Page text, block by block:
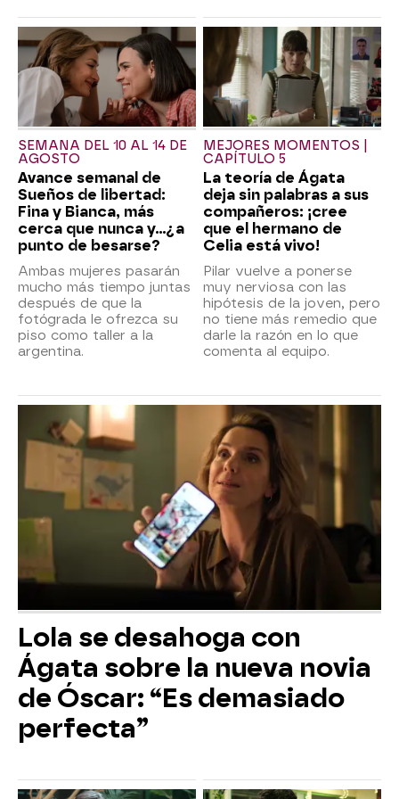
SEMANA DEL 10 AL 14 DE
AGOSTO
Avance semanal de
Sueños de libertad:
Fina y Bianca, más
cerca que nunca y...¿a
punto de besarse?
Ambas mujeres pasarán
mucho más tiempo juntas
después de que la
fotógrada le ofrezca su
piso como taller a la
argentina.
MEJORES MOMENTOS |
CAPÍTULO 5
La teoría de Ágata
deja sin palabras a sus
compañeros: ¡cree
que el hermano de
Celia está vivo!
Pilar vuelve a ponerse
muy nerviosa con las
hipótesis de la joven, pero
no tiene más remedio que
darle la razón en lo que
comenta al equipo.
Lola se desahoga con
Ágata sobre la nueva novia
de Óscar: “Es demasiado
perfecta”